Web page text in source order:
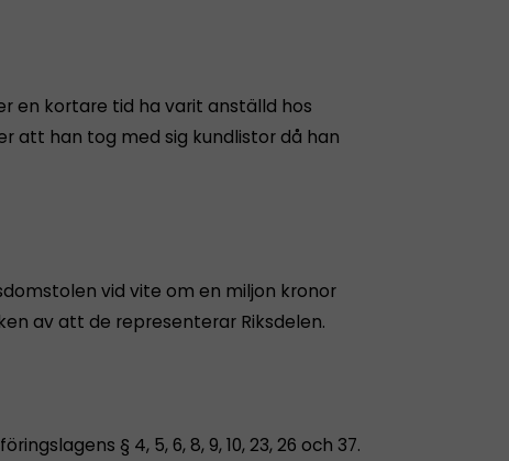
en kortare tid ha varit anställd hos
att han tog med sig kundlistor då han
vid vite om en miljon kronor
av att de representerar Riksdelen.
§ 4, 5, 6, 8, 9, 10, 23, 26 och 37.